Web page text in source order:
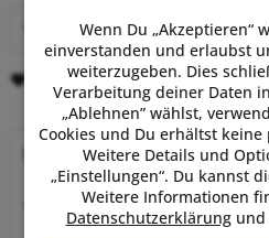
In den
Merken Bewerten
Warum Powermetershop?
Beratung vom Experten
von Sportlern für Sportler
Wenn Du „Akzeptieren“
einverstanden und erlaubst
weiterzugeben. Dies
Verarbeitung deiner Daten
„Ablehnen” wählst,
Cookies und Du erhältst
Weitere Details und
„Einstellungen“. Du kannst
Weitere Informationen
Datenschutzerklärungund